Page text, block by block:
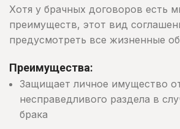
Хотя у брачных договоров есть
преимуществ, этот вид
предусмотреть все жизненные
Преимущества:
Защищает личное имущество
несправедливого раздела в
брака